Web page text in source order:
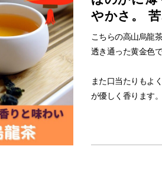
やかさ。
こちらの高山烏龍
透き通った黄金色
また口当たりもよ
が優しく香ります。